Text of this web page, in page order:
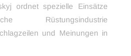
ordnet spezielle Einsätze
Rüstungsindustrie
und Meinungen in